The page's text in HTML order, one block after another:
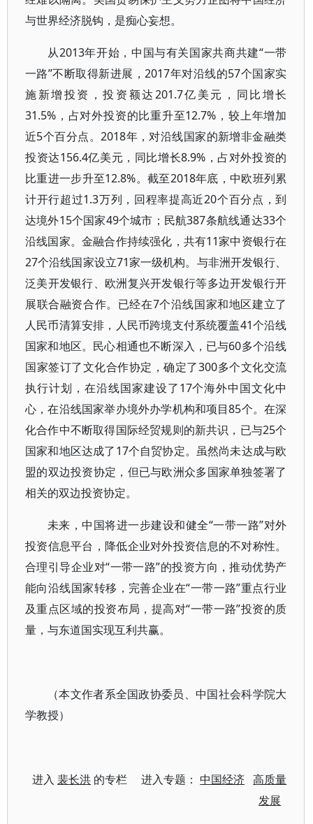
与世界经济脱钩，是痴心妄想。
从2013年开始，中国与有关国家共商共建“一带
一路”不断取得新进展，2017年对沿线的57个国家实
施新增投资，投资额达201.7亿美元，同比增长
31.5%，占对外投资的比重升至12.7%，较上年增加
近5个百分点。2018年，对沿线国家的新增非金融类
投资达156.4亿美元，同比增长8.9%，占对外投资的
比重进一步升至12.8%。截至2018年底，中欧班列累
计开行超过1.3万列，回程率提高近20个百分点，到
达境外15个国家49个城市；民航387条航线通达33个
沿线国家。金融合作持续强化，共有11家中资银行在
27个沿线国家设立71家一级机构。与非洲开发银行、
泛美开发银行、欧洲复兴开发银行等多边开发银行开
展联合融资合作。已经在7个沿线国家和地区建立了
人民币清算安排，人民币跨境支付系统覆盖41个沿线
国家和地区。民心相通也不断深入，已与60多个沿线
国家签订了文化合作协定，确定了300多个文化交流
执行计划，在沿线国家建设了17个海外中国文化中
心，在沿线国家举办境外办学机构和项目85个。在深
化合作中不断取得国际经贸规则的新共识，已与25个
国家和地区达成了17个自贸协定。虽然尚未达成与欧
盟的双边投资协定，但已与欧洲众多国家单独签署了
相关的双边投资协定。
未来，中国将进一步建设和健全“一带一路”对外
投资信息平台，降低企业对外投资信息的不对称性。
合理引导企业对“一带一路”的投资方向，推动优势产
能向沿线国家转移，完善企业在“一带一路”重点行业
及重点区域的投资布局，提高对“一带一路”投资的质
量，与东道国实现互利共赢。
（本文作者系全国政协委员、中国社会科学院大
学教授）
进入 裴长洪 的专栏 进入专题：中国经济 高质量
发展